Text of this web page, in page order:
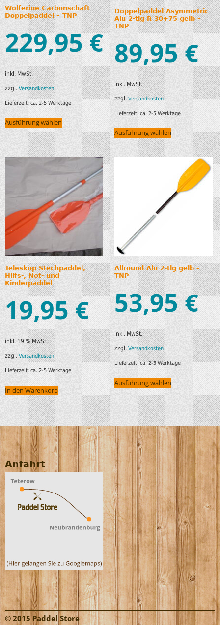
Wolferine Carbonschaft
Doppelpaddel – TNP
229,95€
inkl. MwSt.
zzgl.Versandkosten
Lieferzeit:ca. 2-5 Werktage
Ausführung wählen
Doppelpaddel Asymmetric
Alu 2-tlg R 30+75 gelb –
TNP
89,95€
inkl. MwSt.
zzgl.Versandkosten
Lieferzeit:ca. 2-5 Werktage
Ausführung wählen
Teleskop Stechpaddel,
Hilfs-, Not- und
Kinderpaddel
19,95€
inkl. 19 % MwSt.
zzgl.Versandkosten
Lieferzeit:ca. 2-5 Werktage
In den Warenkorb
Allround Alu 2-tlg gelb –
TNP
53,95€
inkl. MwSt.
zzgl.Versandkosten
Lieferzeit:ca. 2-5 Werktage
Ausführung wählen
Anfahrt
© 2015 Paddel Store